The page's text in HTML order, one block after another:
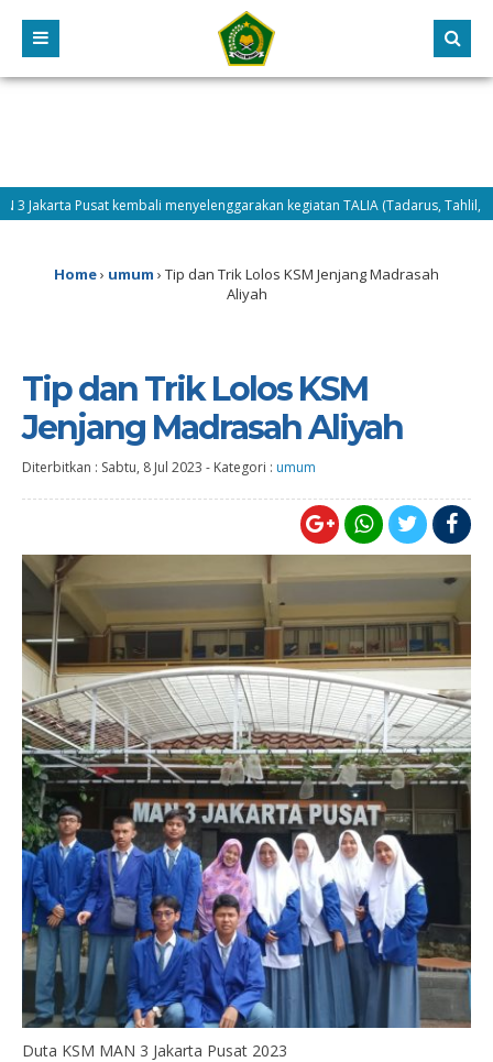
Pusat kembali menyelenggarakan kegiatan TALIA (Tadarus, Tahlil, dan
MATAMUDA Tahun 2026, Selasa (14/7/2026) difokuskan pada
Home› umum › Tip dan Trik Lolos KSM Jenjang Madrasah
Aliyah
Tip dan Trik Lolos KSM
Jenjang Madrasah Aliyah
Diterbitkan : Sabtu, 8 Jul 2023 - Kategori : umum
Duta KSM MAN 3 Jakarta Pusat 2023